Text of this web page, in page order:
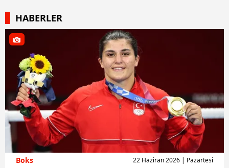
HABERLER
Boks 22 Haziran 2026 | Pazartesi